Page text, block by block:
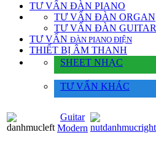
TƯ VẤN ĐÀN PIANO
TƯ VẤN ÐÀN ORGAN
TƯ VẤN ÐÀN GUITAR
TƯ VẤN ÐÀN PIANO ÐIỆN
THIẾT BỊ ÂM THANH
SHEET NHẠC
TƯ VẤN KHÁC
Guitar
Modern